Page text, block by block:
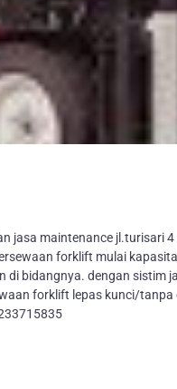
jasa maintenance jl.turisari
forklift mulai
bidangnya. dengan sistim
forklift lepas kunci/